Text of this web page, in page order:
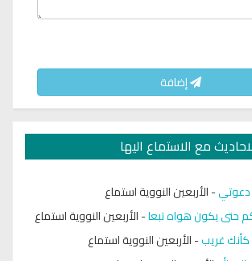
إضافة
مع الاستماع اليها
دعوتي-الأربعين النووية استماع
حتى يكون هواه تبعا-الأربعين النووية استماع
كأنك غريب-الأربعين النووية استماع